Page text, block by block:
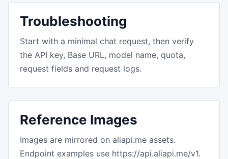
Troubleshooting
Start with a minimal chat request, then verify
the API key, Base URL, model name, quota,
request fields and request logs.
Reference Images
Images are mirrored on aliapi.me assets.
Endpoint examples use https://api.aliapi.me/v1.